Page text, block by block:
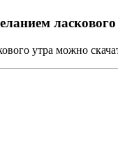
ласкового
утра можно